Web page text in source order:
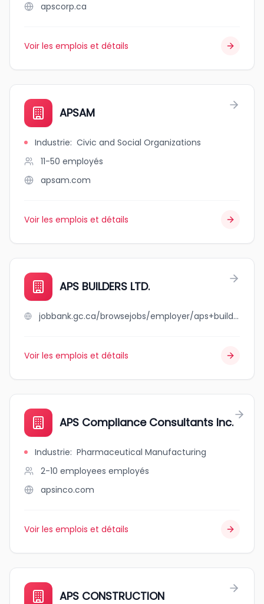
apscorp.ca
Voir les emplois et détails
APSAM
Industrie: Civic and Social Organizations
11-50 employés
apsam.com
Voir les emplois et détails
APS BUILDERS LTD.
jobbank.gc.ca/browsejobs/employer/aps+builders+ltd./ca
Voir les emplois et détails
APS Compliance Consultants Inc.
Industrie: Pharmaceutical Manufacturing
2-10 employees employés
apsinco.com
Voir les emplois et détails
APS CONSTRUCTION